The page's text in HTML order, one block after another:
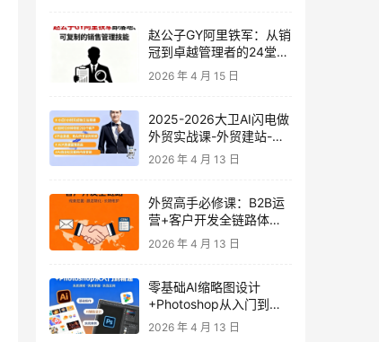
赵公子GY阿里铁军：从销
冠到卓越管理者的24堂实
战课
2026 年 4 月 15 日
2025-2026大卫AI闪电做
外贸实战课-外贸建站-开
发客户-内容营销-从0到3
2026 年 4 月 13 日
外贸高手必修课：B2B运
营+客户开发全链路体系
课 | 从0到1成为外贸精英
2026 年 4 月 13 日
零基础AI缩略图设计
+Photoshop从入门到精
通 全套教程（含形象照拍
2026 年 4 月 13 日